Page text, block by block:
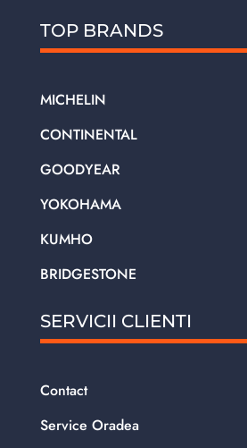
TOP BRANDS
MICHELIN
CONTINENTAL
GOODYEAR
YOKOHAMA
KUMHO
BRIDGESTONE
SERVICII CLIENTI
Contact
Service Oradea